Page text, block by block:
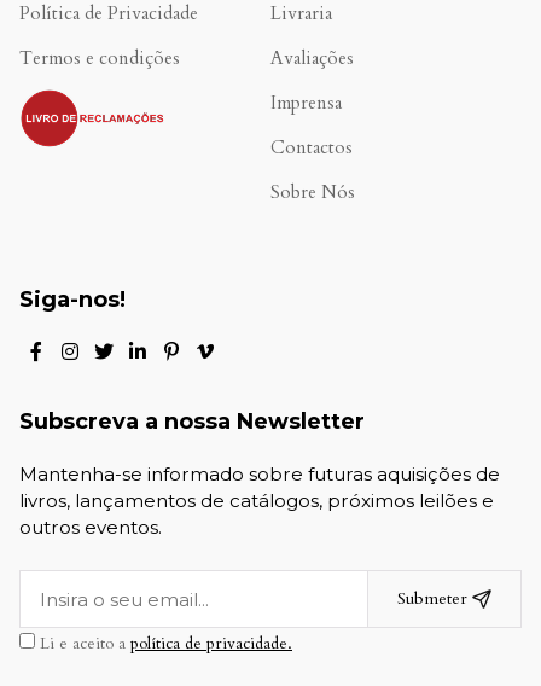
Política de Privacidade
Termos e condições
.
Livraria
Avaliações
Imprensa
Contactos
Sobre Nós
Siga-nos!
Subscreva a nossa Newsletter
Mantenha-se informado sobre futuras aquisições de
livros, lançamentos de catálogos, próximos leilões e
outros eventos.
Submeter
Li e aceito a política de privacidade.